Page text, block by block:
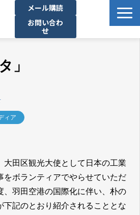
メール購読
お問い合わ
せ
・サービス一覧
お知らせ
企業情報
料ダウンロード
」
ィア
大田区観光大使として日本の工業
をボランティアでやらせていただ
、羽田空港の国際化に伴い、朴の
下記のとおり紹介されることとな